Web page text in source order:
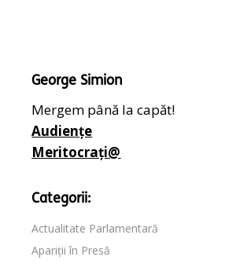
George Simion
Mergem până la capăt!
Audiențe
Meritocrați@
Categorii:
Actualitate Parlamentară
Apariții în Presă